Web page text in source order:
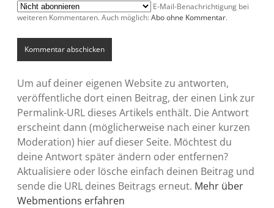
E-Mail-Benachrichtigung bei
weiteren Kommentaren. Auch möglich: Abo ohne Kommentar.
Um auf deiner eigenen Website zu antworten,
veröffentliche dort einen Beitrag, der einen Link zur
Permalink-URL dieses Artikels enthält. Die Antwort
erscheint dann (möglicherweise nach einer kurzen
Moderation) hier auf dieser Seite. Möchtest du
deine Antwort später ändern oder entfernen?
Aktualisiere oder lösche einfach deinen Beitrag und
sende die URL deines Beitrags erneut. Mehr über
Webmentions erfahren